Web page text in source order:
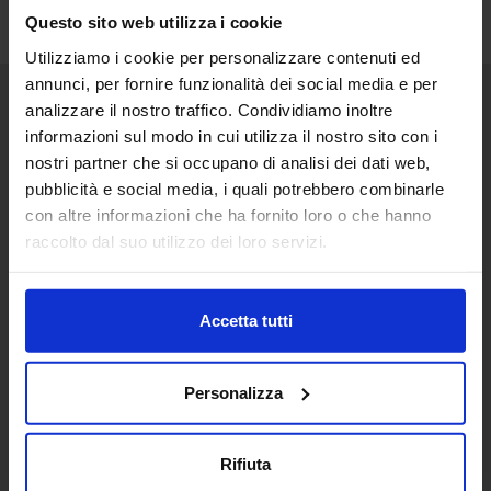
Questo sito web utilizza i cookie
Utilizziamo i cookie per personalizzare contenuti ed
annunci, per fornire funzionalità dei social media e per
analizzare il nostro traffico. Condividiamo inoltre
informazioni sul modo in cui utilizza il nostro sito con i
nostri partner che si occupano di analisi dei dati web,
pubblicità e social media, i quali potrebbero combinarle
con altre informazioni che ha fornito loro o che hanno
raccolto dal suo utilizzo dei loro servizi.
Accetta tutti
Personalizza
Rifiuta
Senaf srl
Via Eritrea 21/A
20157 | Milano | Italia
+ 39 02.332039460
In collaborazione con